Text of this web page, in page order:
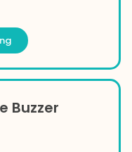
Buzzer